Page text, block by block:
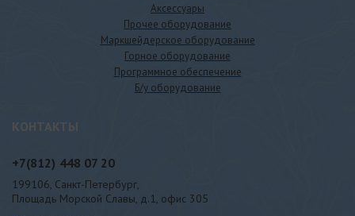
Аксессуары
Прочее оборудование
Маркшейдерское оборудование
Горное оборудование
Программное обеспечение
Б/у оборудование
КОНТАКТЫ
+7(812) 448 07 20
199106, Санкт-Петербург,
Площадь Морской Славы, д.1, офис 305